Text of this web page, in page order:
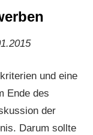
und eine
Ende des
der
Darum sollte